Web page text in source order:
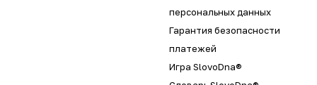
персональных данных
Гарантия безопасности
платежей
Игра SlovoDna®